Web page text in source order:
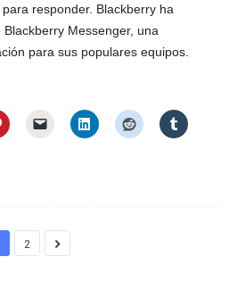
responder. Blackberry ha
Messenger, una
para sus populares equipos.
2